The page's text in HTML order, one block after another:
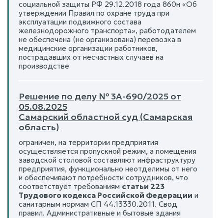
социальной защиты РФ 29.12.2018 года 860н «Об
утверждении Правил по охране труда при
эксплуатации подвижного состава
железнодорожного транспорта», работодателем
не обеспечена (не организована) перевозка в
медицинские организации работников,
пострадавших от несчастных случаев на
производстве
Решение по делу № 3А-690/2025 от
05.08.2025
Самарский областной суд (Самарская
область)
ограничен, на территории предприятия
осуществляется пропускной режим, а помещения
заводской столовой составляют инфраструктуру
предприятия, функционально неотделимы от него
и обеспечивают потребности сотрудников, что
соответствует требованиям статьи 223
Трудового кодекса Российской Федерации и
санитарным нормам СП 44.13330.2011. Свод
правил. Административные и бытовые здания